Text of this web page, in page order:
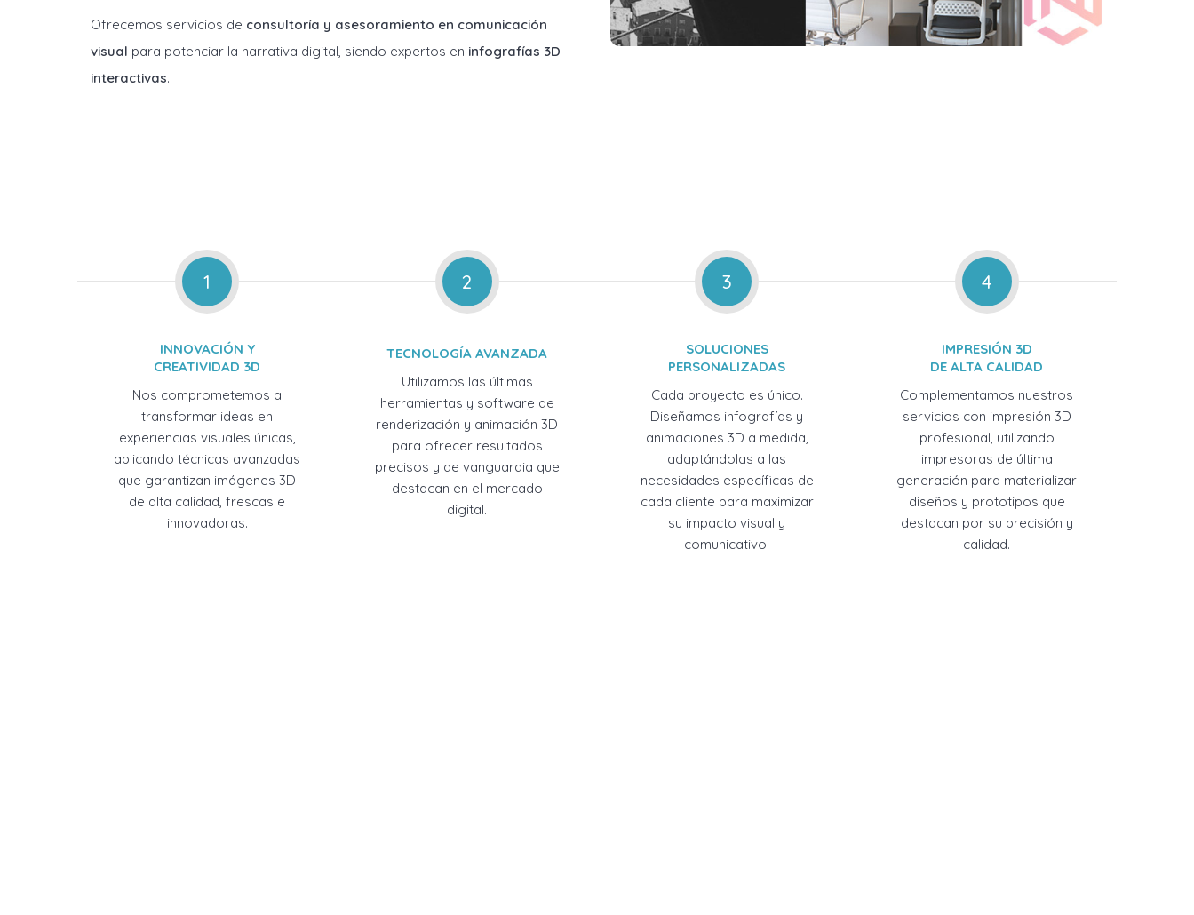
Ofrecemos servicios de consultoría y asesoramiento en comunicación
visual para potenciar la narrativa digital, siendo expertos en infografías 3D
interactivas.
1
INNOVACIÓN Y
CREATIVIDAD 3D
Nos comprometemos a
transformar ideas en
experiencias visuales únicas,
aplicando técnicas avanzadas
que garantizan imágenes 3D
de alta calidad, frescas e
innovadoras.
2
TECNOLOGÍA AVANZADA
Utilizamos las últimas
herramientas y software de
renderización y animación 3D
para ofrecer resultados
precisos y de vanguardia que
destacan en el mercado
digital.
3
SOLUCIONES
PERSONALIZADAS
Cada proyecto es único.
Diseñamos infografías y
animaciones 3D a medida,
adaptándolas a las
necesidades específicas de
cada cliente para maximizar
su impacto visual y
comunicativo.
4
IMPRESIÓN 3D
DE ALTA CALIDAD
Complementamos nuestros
servicios con impresión 3D
profesional, utilizando
impresoras de última
generación para materializar
diseños y prototipos que
destacan por su precisión y
calidad.